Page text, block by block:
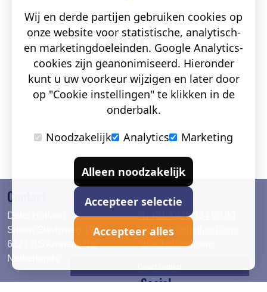
Contact
Deko Holland
Simon Stevinweg 19
6827 BS Arnhem The
Netherlands
T. +31 (0)26 384 90 80
info@dekoholland.com
dekoholland.com
Social
Wij en derde partijen gebruiken cookies op
onze website voor statistische, analytisch-
en marketingdoeleinden. Google Analytics-
cookies zijn geanonimiseerd. Hieronder
kunt u uw voorkeur wijzigen en later door
op "Cookie instellingen" te klikken in de
onderbalk.
Noodzakelijk
Analytics Marketing
Alleen noodzakelijk
Accepteer selectie
Accepteer alles